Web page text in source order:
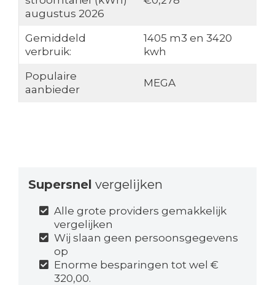
augustus 2026
Gemiddeld
verbruik:
1405 m3 en 3420
kwh
Populaire
aanbieder
MEGA
Supersnel vergelijken
Alle grote providers gemakkelijk
vergelijken
Wij slaan geen persoonsgegevens
op
Enorme besparingen tot wel €
320,00.